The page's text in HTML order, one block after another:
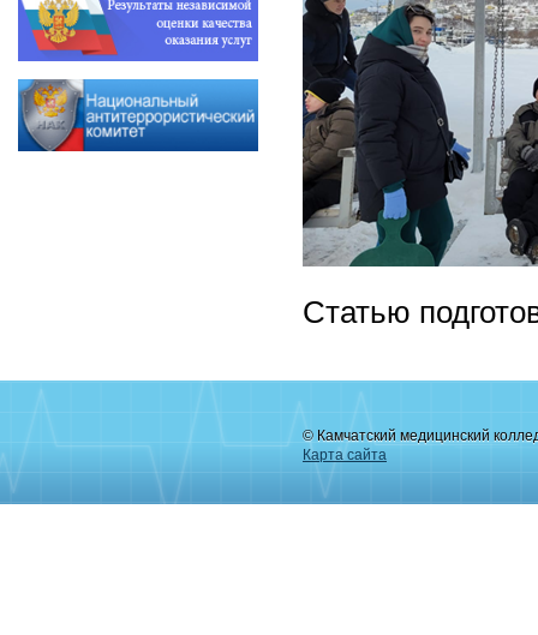
Статью
© Камчатский медицинский
Карта сайта